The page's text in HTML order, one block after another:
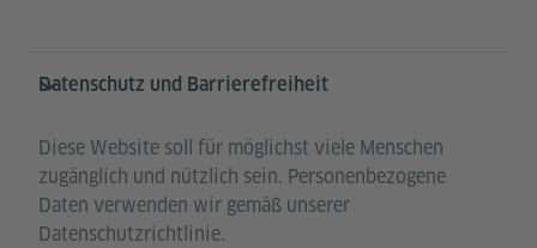
Datenschutz und Barrierefreiheit
Diese Website soll für möglichst viele Menschen
zugänglich und nützlich sein. Personenbezogene
Daten verwenden wir gemäß unserer
Datenschutzrichtlinie.